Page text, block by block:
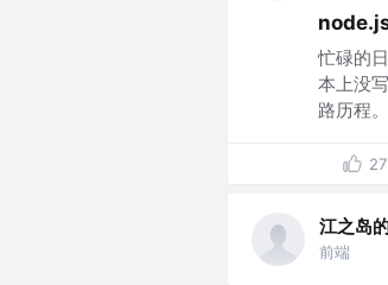
忙碌的
本上没
路历程
江之岛
前端